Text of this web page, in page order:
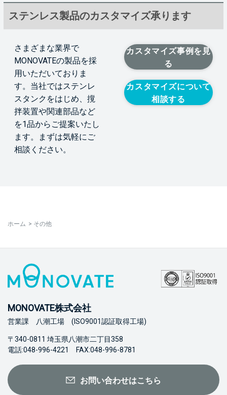
ステンレス製品のカスタマイズ承ります
さまざまな業界で
MONOVATEの製品を採
用いただいておりま
す。当社ではステンレ
スタンクをはじめ、撹
拌装置や関連部品など
を1品からご提案いたし
ます。まずは気軽にご
相談ください。
カスタマイズ事例を見
る
カスタマイズについて
相談する
ホーム > その他
MONOVATE株式会社
営業課 八潮工場 (ISO9001認証取得工場)
〒340-0811 埼玉県八潮市二丁目358
電話:048-996-4221 FAX:048-996-8781
お問い合わせはこちら